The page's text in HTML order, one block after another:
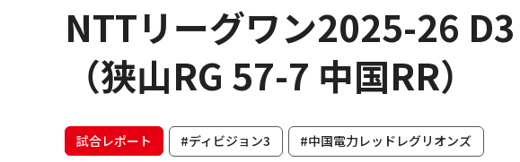
NTTリーグワン2025-26
（狭山RG 57-7 中国RR）
試合レポート #ディビジョン3 #中国電力レッドレグリオンズ